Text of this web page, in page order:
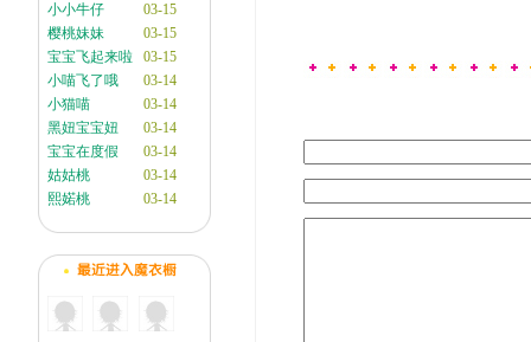
小小牛仔
03-15
樱桃妹妹
03-15
宝宝飞起来啦
03-15
小喵飞了哦
03-14
小猫喵
03-14
黑妞宝宝妞
03-14
宝宝在度假
03-14
姑姑桃
03-14
熙婼桃
03-14